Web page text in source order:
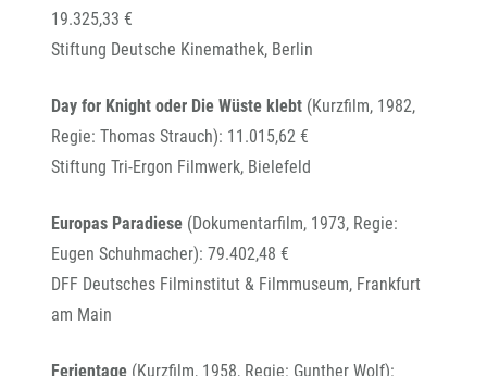
19.325,33 €
Stiftung Deutsche Kinemathek, Berlin
Day for Knight oder Die Wüste klebt (Kurzfilm, 1982,
Regie: Thomas Strauch): 11.015,62 €
Stiftung Tri-Ergon Filmwerk, Bielefeld
Europas Paradiese (Dokumentarfilm, 1973, Regie:
Eugen Schuhmacher): 79.402,48 €
DFF Deutsches Filminstitut & Filmmuseum, Frankfurt
am Main
Ferientage (Kurzfilm, 1958, Regie: Gunther Wolf):